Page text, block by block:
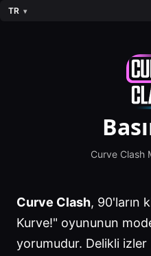
TR
Curve Clash
Curve Clash, 90'ların
Kurve!" oyununun
yorumudur. Delikli izler